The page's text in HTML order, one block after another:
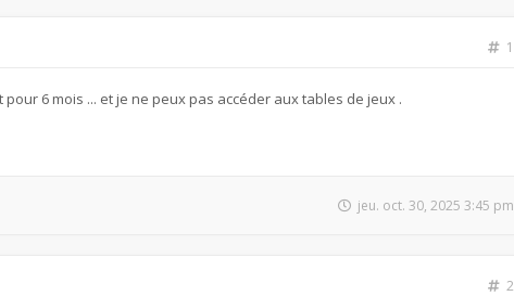
1
6 mois ... et je ne peux pas accéder aux tables de jeux .
jeu. oct. 30, 2025 3:45 pm
2